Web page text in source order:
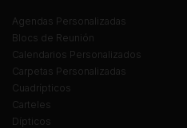
Agendas Personalizadas
Blocs de Reunión
Calendarios Personalizados
Carpetas Personalizadas
Cuadrípticos
Carteles
Dípticos